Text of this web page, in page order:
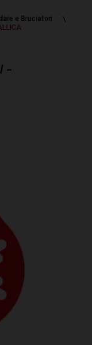
e Bruciatori
-